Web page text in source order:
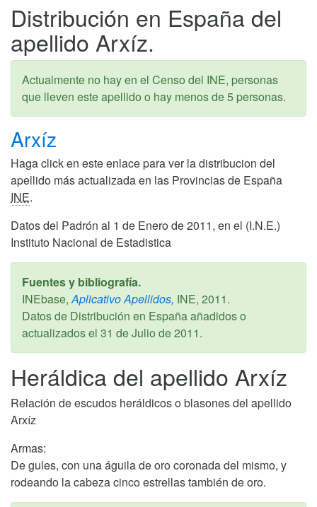
Distribución en España del
apellido Arxíz.
Actualmente no hay en el Censo del INE, personas
que lleven este apellido o hay menos de 5 personas.
Arxíz
Haga click en este enlace para ver la distribucion del
apellido más actualizada en las Provincias de España
INE.
Datos del Padrón al 1 de Enero de 2011, en el (I.N.E.)
Instituto Nacional de Estadistica
Fuentes y bibliografía.
INEbase,Aplicativo Apellidos, INE, 2011.
Datos de Distribución en España añadidos o
actualizados el 31 de Julio de 2011.
Heráldica del apellido Arxíz
Relación de escudos heráldicos o blasones del apellido
Arxíz
Armas:
De gules, con una águila de oro coronada del mismo, y
rodeando la cabeza cinco estrellas también de oro.